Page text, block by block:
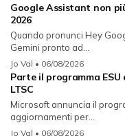
Google Assistant non
2026
Quando pronunci Hey
Gemini pronto ad...
Jo Val • 06/08/2026
Parte il programma
LTSC
Microsoft annuncia il
aggiornamenti per...
Jo Val • 06/08/2026